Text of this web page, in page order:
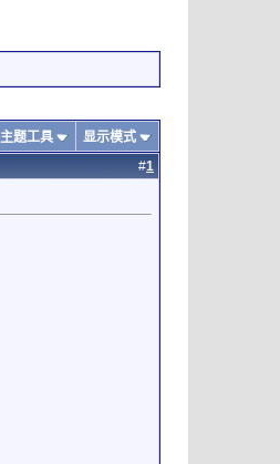
主题工具
显示模式
#1